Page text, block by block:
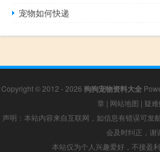
宠物如何快递
Copyright © 2012 - 2026 狗狗宠物资料大全
章 | 网站地图 | 疑
声明：本站内容来自互联网，如信息有错误可发
会及时纠正，谢
本站仅为个人兴趣爱好，不接盈